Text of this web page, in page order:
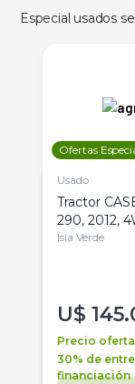
Especial usados
Ofertas
Usado
Tractor
290, 2012,
Isla Verde
U$
Precio
30% de
financiación